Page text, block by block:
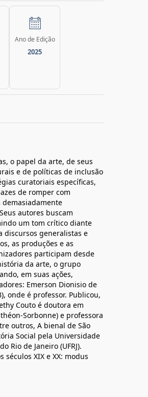
Ano de Edição
2025
o papel da arte, de seus
e de políticas de inclusão
curatoriais específicas,
de romper com
autores buscam
um tom crítico diante
discursos generalistas e
as produções e as
participam desde
da arte, o grupo
em suas ações,
Emerson Dionisio de
onde é professor. Publicou,
Couto é doutora em
Sorbonne) e professora
outros, A bienal de São
Social pela Universidade
Rio de Janeiro (UFRJ).
XIX e XX: modus